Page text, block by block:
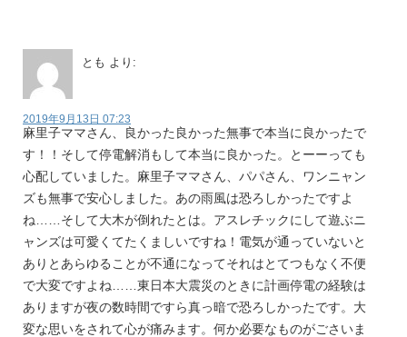
とも より:
2019年9月13日 07:23
麻里子ママさん、良かった良かった無事で本当に良かったで
す！！そして停電解消もして本当に良かった。とーーっても
心配していました。麻里子ママさん、パパさん、ワンニャン
ズも無事で安心しました。あの雨風は恐ろしかったですよ
ね……そして大木が倒れたとは。アスレチックにして遊ぶニ
ャンズは可愛くてたくましいですね！電気が通っていないと
ありとあらゆることが不通になってそれはとてつもなく不便
で大変ですよね……東日本大震災のときに計画停電の経験は
ありますが夜の数時間ですら真っ暗で恐ろしかったです。大
変な思いをされて心が痛みます。何か必要なものがごさいま